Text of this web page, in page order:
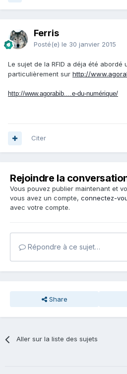
Ferris
Posté(e) le 30 janvier 2015
Le sujet de la RFID a déja été
particulièrement sur http://
http://www.agorabib....e-du-numérique/
Citer
Rejoindre la
Vous pouvez publier maintenant et
vous avez un compte, connectez-
avec votre compte.
Répondre à ce sujet…
Share
Aller sur la liste des sujets